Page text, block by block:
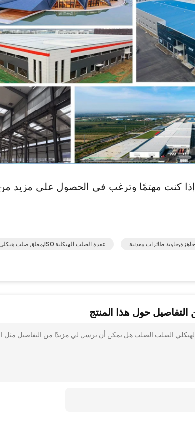
كنت مهتمًا وترغب في الحصول على مزيد من
طائرات معدنية
عقدة الصلب الهيكلية ISO,معلق صلب هيكلي تم تصميمه مسبقاً
حول هذا المنتج
الصلب الصلب هل يمكن أن ترسل لي مزيدًا من التفاصيل مثل